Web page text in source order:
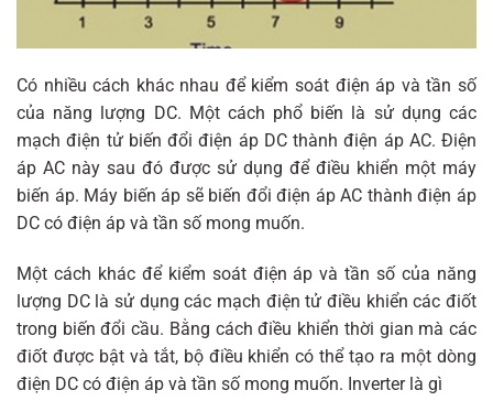
Có nhiều cách khác nhau để kiểm soát điện áp và tần số
của năng lượng DC. Một cách phổ biến là sử dụng các
mạch điện tử biến đổi điện áp DC thành điện áp AC. Điện
áp AC này sau đó được sử dụng để điều khiển một máy
biến áp. Máy biến áp sẽ biến đổi điện áp AC thành điện áp
DC có điện áp và tần số mong muốn.
Một cách khác để kiểm soát điện áp và tần số của năng
lượng DC là sử dụng các mạch điện tử điều khiển các điốt
trong biến đổi cầu. Bằng cách điều khiển thời gian mà các
điốt được bật và tắt, bộ điều khiển có thể tạo ra một dòng
điện DC có điện áp và tần số mong muốn. Inverter là gì